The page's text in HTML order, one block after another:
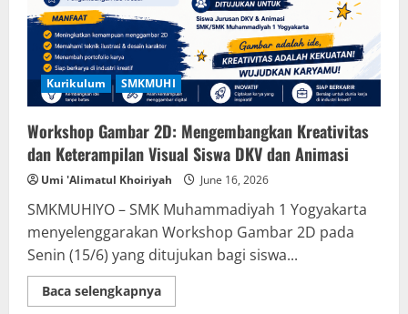
Kurikulum SMKMUHI
Workshop Gambar 2D: Mengembangkan Kreativitas
dan Keterampilan Visual Siswa DKV dan Animasi
Umi 'Alimatul Khoiriyah June 16, 2026
SMKMUHIYO – SMK Muhammadiyah 1 Yogyakarta
menyelenggarakan Workshop Gambar 2D pada
Senin (15/6) yang ditujukan bagi siswa...
Baca selengkapnyaRead
more